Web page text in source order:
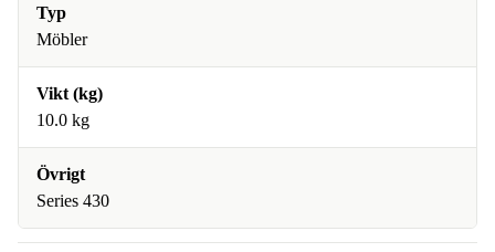
Typ
Möbler
Vikt (kg)
10.0 kg
Övrigt
Series 430